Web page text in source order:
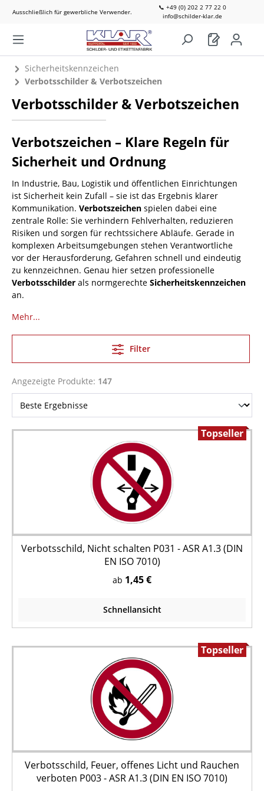
Ausschließlich für gewerbliche Verwender.
📞 +49 (0) 202 2 77 22 0
info@schilder-klar.de
Sicherheitskennzeichen
Verbotsschilder & Verbotszeichen
Verbotsschilder & Verbotszeichen
Verbotszeichen – Klare Regeln für
Sicherheit und Ordnung
In Industrie, Bau, Logistik und öffentlichen Einrichtungen
ist Sicherheit kein Zufall – sie ist das Ergebnis klarer
Kommunikation. Verbotszeichen spielen dabei eine
zentrale Rolle: Sie verhindern Fehlverhalten, reduzieren
Risiken und sorgen für rechtssichere Abläufe. Gerade in
komplexen Arbeitsumgebungen stehen Verantwortliche
vor der Herausforderung, Gefahren schnell und eindeutig
zu kennzeichnen. Genau hier setzen professionelle
Verbotsschilder als normgerechte Sicherheitskennzeichen
an.
Mehr...
Filter
Angezeigte Produkte: 147
Topseller
Verbotsschild, Nicht schalten P031 - ASR A1.3 (DIN
EN ISO 7010)
ab 1,45 €
Schnellansicht
Topseller
Verbotsschild, Feuer, offenes Licht und Rauchen
verboten P003 - ASR A1.3 (DIN EN ISO 7010)